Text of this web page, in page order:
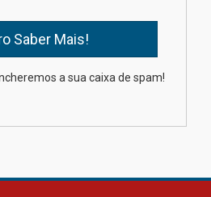
reúne
a sua caixa de spam!